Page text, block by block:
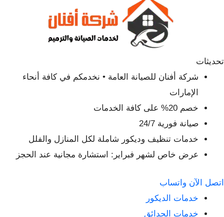
تحديثات
شركة أفنان للصيانة العامة • نخدمكم في كافة أنحاء
الإمارات
خصم 20% على كافة الخدمات
صيانة فورية 24/7
خدمات تنظيف وديكور شاملة لكل المنازل والفلل
عرض خاص لشهر فبراير: استشارة مجانية عند الحجز
اتصل الآن واتساب
خدمات الديكور
خدمات الحدائق